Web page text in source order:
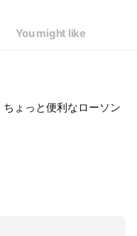
You might like
ょっと便利なローソン